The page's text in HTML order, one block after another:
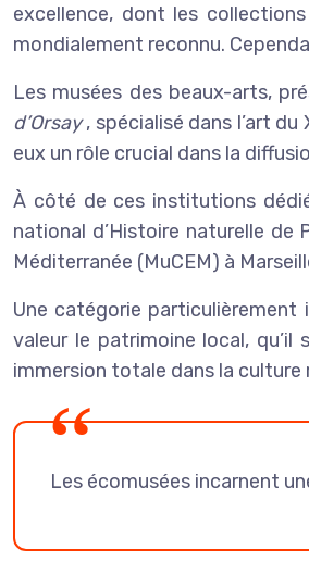
excellence, dont les
mondialement reconnu.
Les musées des beaux-arts,
d’Orsay, spécialisé dans l’art
eux un rôle crucial dans la
À côté de ces institutions
national d’Histoire naturelle de
Méditerranée (MuCEM) à
Une catégorie particulièrement
valeur le patrimoine local, qu’il
immersion totale dans la culture
Les écomusées incarnent